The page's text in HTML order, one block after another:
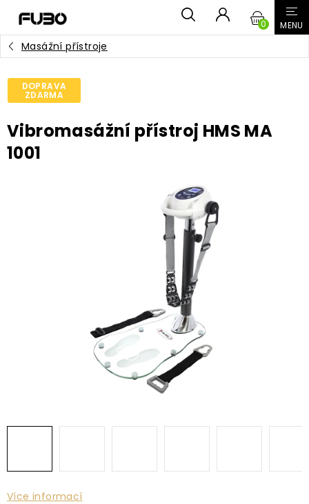
obsah
Masážní přístroje
DOPRAVA
ZDARMA
Vibromasážní přístroj HMS MA
1001
Více informací